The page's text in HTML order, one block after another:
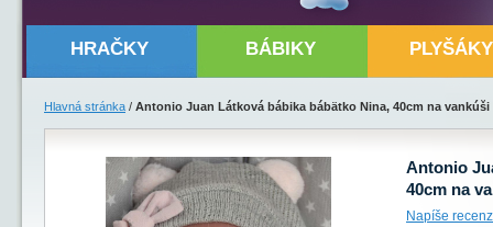
HRAČKY BÁBIKY PLYŠÁKY
Hlavná stránka / Antonio Juan Látková bábika bábätko Nina, 40cm na vankúši
Antonio
40cm na
Napíše